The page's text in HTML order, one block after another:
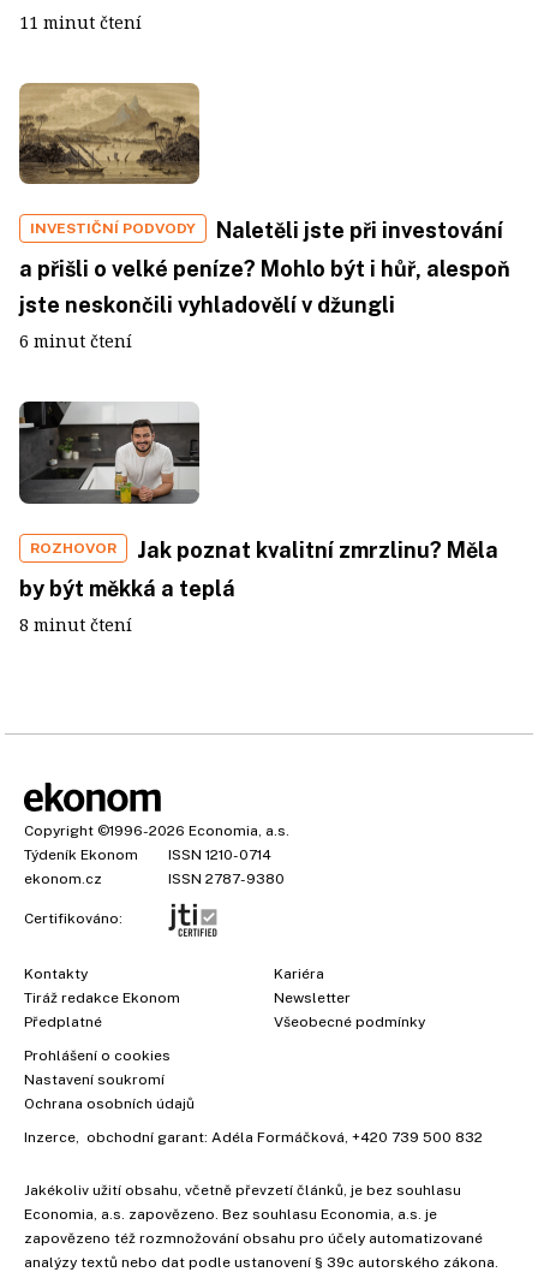
11 minut čtení
INVESTIČNÍ PODVODY
Naletěli jste při investování
a přišli o velké peníze? Mohlo být i hůř, alespoň
jste neskončili vyhladovělí v džungli
6 minut čtení
ROZHOVOR
Jak poznat kvalitní zmrzlinu? Měla
by být měkká a teplá
8 minut čtení
Copyright ©1996-2026 Economia, a.s.
Týdeník Ekonom
ISSN 1210-0714
ekonom.cz
ISSN 2787-9380
Certifikováno:
Kontakty
Tiráž redakce Ekonom
Předplatné
Kariéra
Newsletter
Všeobecné podmínky
Prohlášení o cookies
Nastavení soukromí
Ochrana osobních údajů
Inzerce , obchodní garant: Adéla Formáčková +420 739 500 832
Jakékoliv užití obsahu, včetně převzetí článků, je bez souhlasu
Economia, a.s. zapovězeno. Bez souhlasu Economia, a.s. je
zapovězeno též rozmnožování obsahu pro účely automatizované
analýzy textů nebo dat podle ustanovení § 39c autorského zákona.